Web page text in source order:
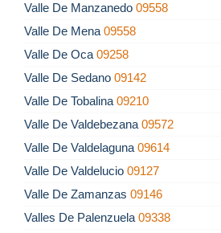
Valle De Manzanedo 09558
Valle De Mena 09558
Valle De Oca 09258
Valle De Sedano 09142
Valle De Tobalina 09210
Valle De Valdebezana 09572
Valle De Valdelaguna 09614
Valle De Valdelucio 09127
Valle De Zamanzas 09146
Valles De Palenzuela 09338